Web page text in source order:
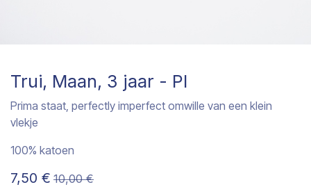
Trui, Maan, 3 jaar - PI
Prima staat, perfectly imperfect omwille van een klein
vlekje
100% katoen
7,50 € 10,00€